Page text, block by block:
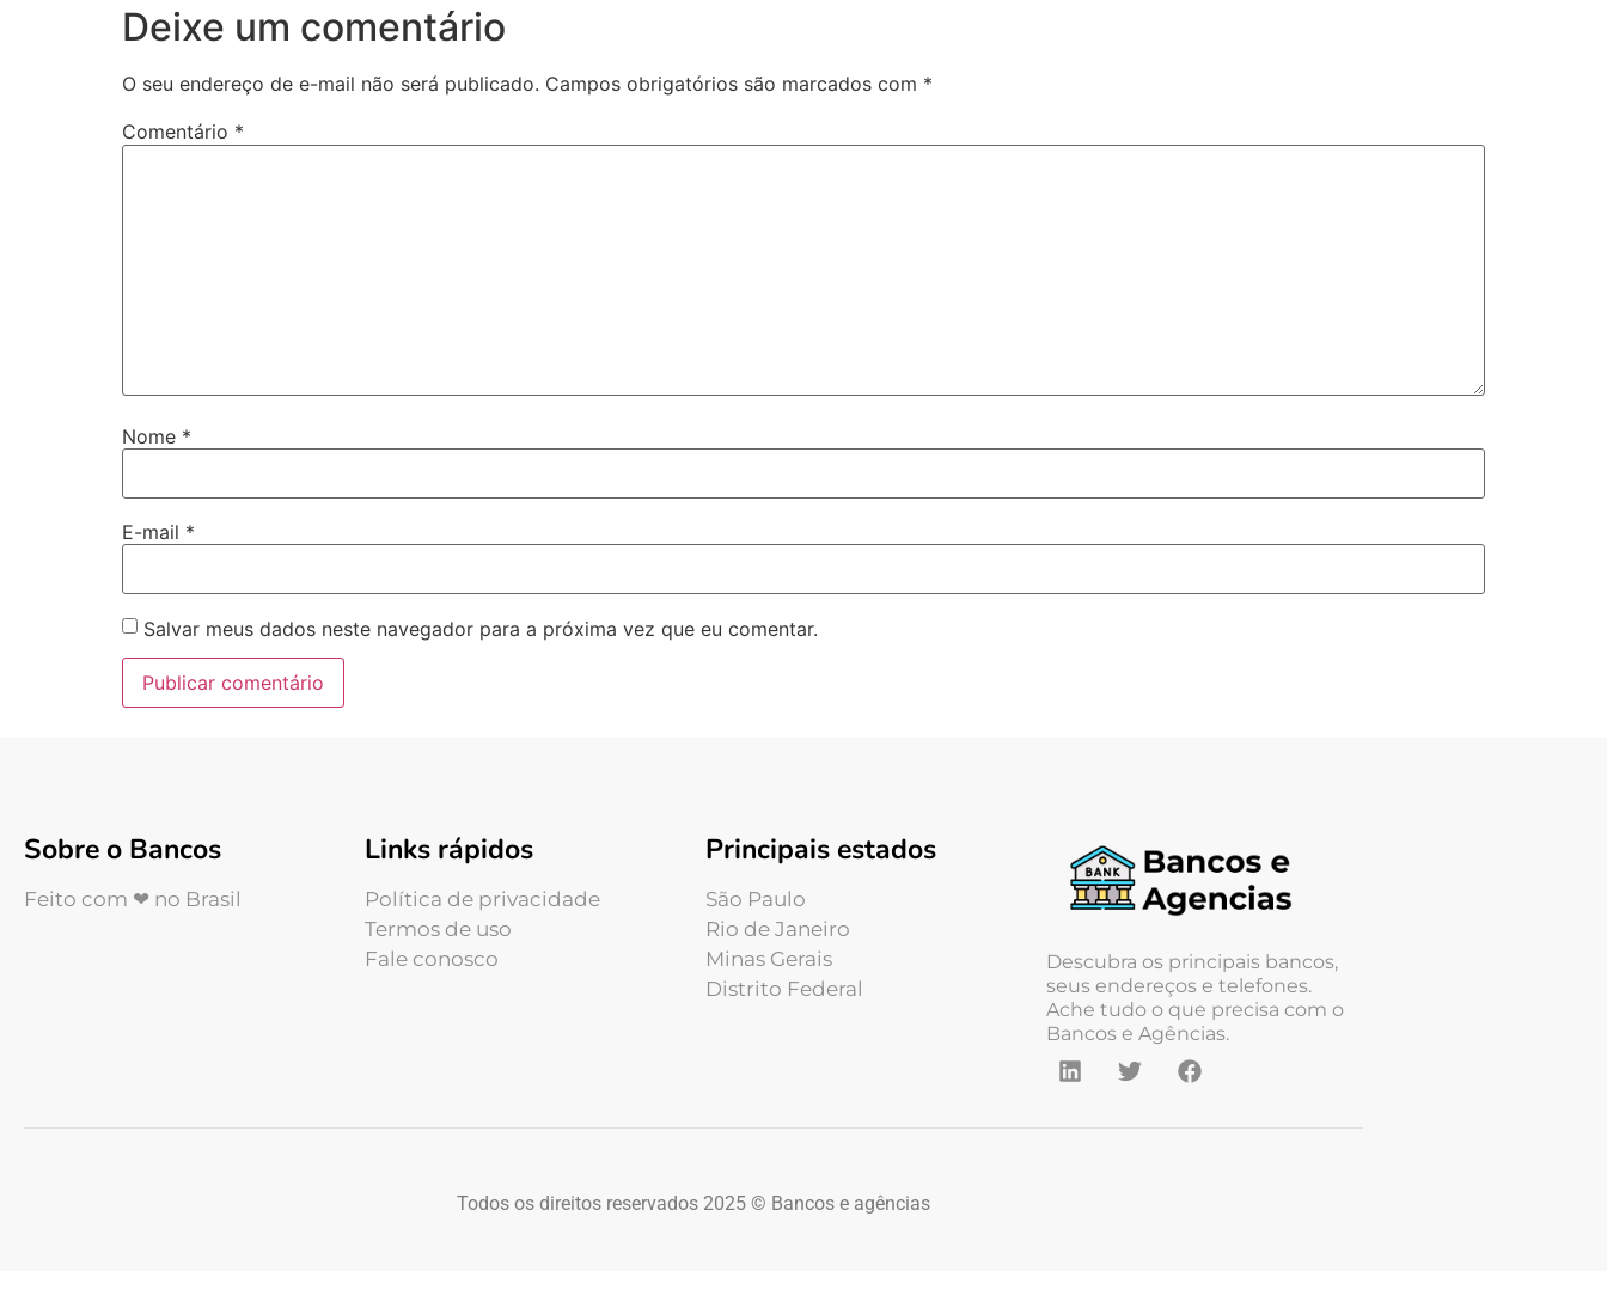
Deixe um comentário
O seu endereço de e-mail não será publicado. Campos obrigatórios são marcados com *
Comentário *
Nome *
E-mail *
Salvar meus dados neste navegador para a próxima vez que eu comentar.
Sobre o Bancos
Feito com ❤ no Brasil
Links rápidos
Política de privacidade
Termos de uso
Fale conosco
Principais estados
São Paulo
Rio de Janeiro
Minas Gerais
Distrito Federal
Descubra os principais bancos,
seus endereços e telefones.
Ache tudo o que precisa com o
Bancos e Agências.
Todos os direitos reservados 2025 © Bancos e agências